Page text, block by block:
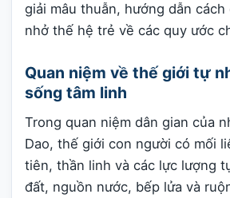
giải mâu thuẫn, hướng dẫn
nhở thế hệ trẻ về các quy ước
Quan niệm về thế giới tự
sống tâm linh
Trong quan niệm dân gian của
Dao, thế giới con người có mối
tiên, thần linh và các lực lượng
đất, nguồn nước, bếp lửa và